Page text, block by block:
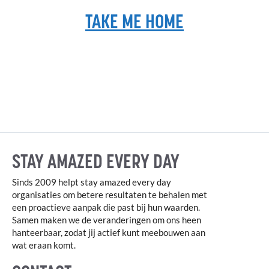
TAKE ME HOME
STAY AMAZED EVERY DAY
Sinds 2009 helpt stay amazed every day
organisaties om betere resultaten te behalen met
een proactieve aanpak die past bij hun waarden.
Samen maken we de veranderingen om ons heen
hanteerbaar, zodat jij actief kunt meebouwen aan
wat eraan komt.